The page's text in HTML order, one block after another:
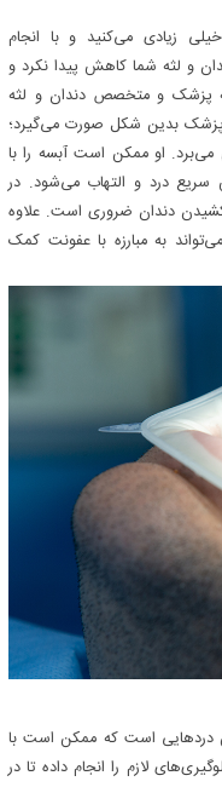
زیادی می‌کنید و با انجام
و لثه شما کاهش پیدا نکرد و
پزشک و متخصص دندان و لثه
پزشک بدین شکل صورت می‌گیرد؛
می‌برد. او ممکن است آبسه را با
سریع درد و التهاب می‌شود. در
دندان ضروری است. علاوه
به مبارزه با عفونت کمک
دردهایی است که ممکن است با
لازم را انجام داده تا در